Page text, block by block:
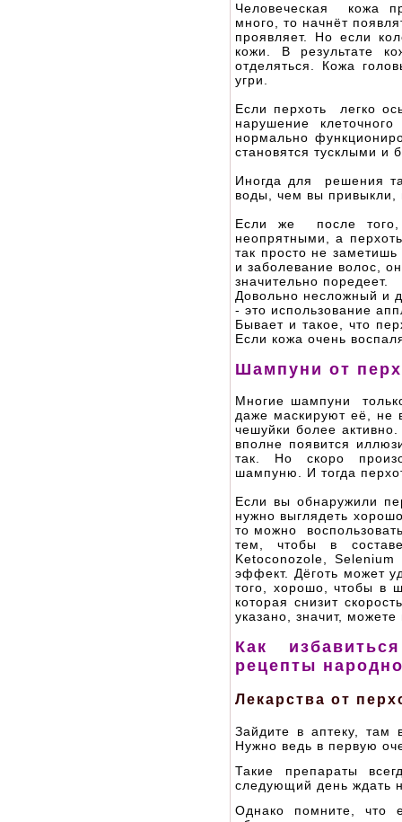
Человеческая кожа
много, то начнёт
проявляет. Но если
кожи. В результате
отделяться. Кожа
угри.
Если перхоть легко
нарушение
нормально
становятся тусклыми и
Иногда для решения
воды, чем вы привыкли,
Если же после того,
неопрятными, а
так просто не
и заболевание волос,
значительно поредеет.
Довольно несложный и
- это использование
Бывает и такое, что
Если кожа очень
Шампуни от
Многие шампуни
даже маскируют её, не
чешуйки более
вполне появится
так. Но скоро
шампуню. И тогда
Если вы обнаружили
нужно выглядеть
то можно
тем, чтобы в
Ketoconozole,
эффект. Дёготь может
того, хорошо, чтобы в
которая снизит
указано, значит,
Как
рецепты
Лекарства от
Зайдите в аптеку, там
Нужно ведь в первую
Такие препараты
следующий день ждать
Однако помните, что